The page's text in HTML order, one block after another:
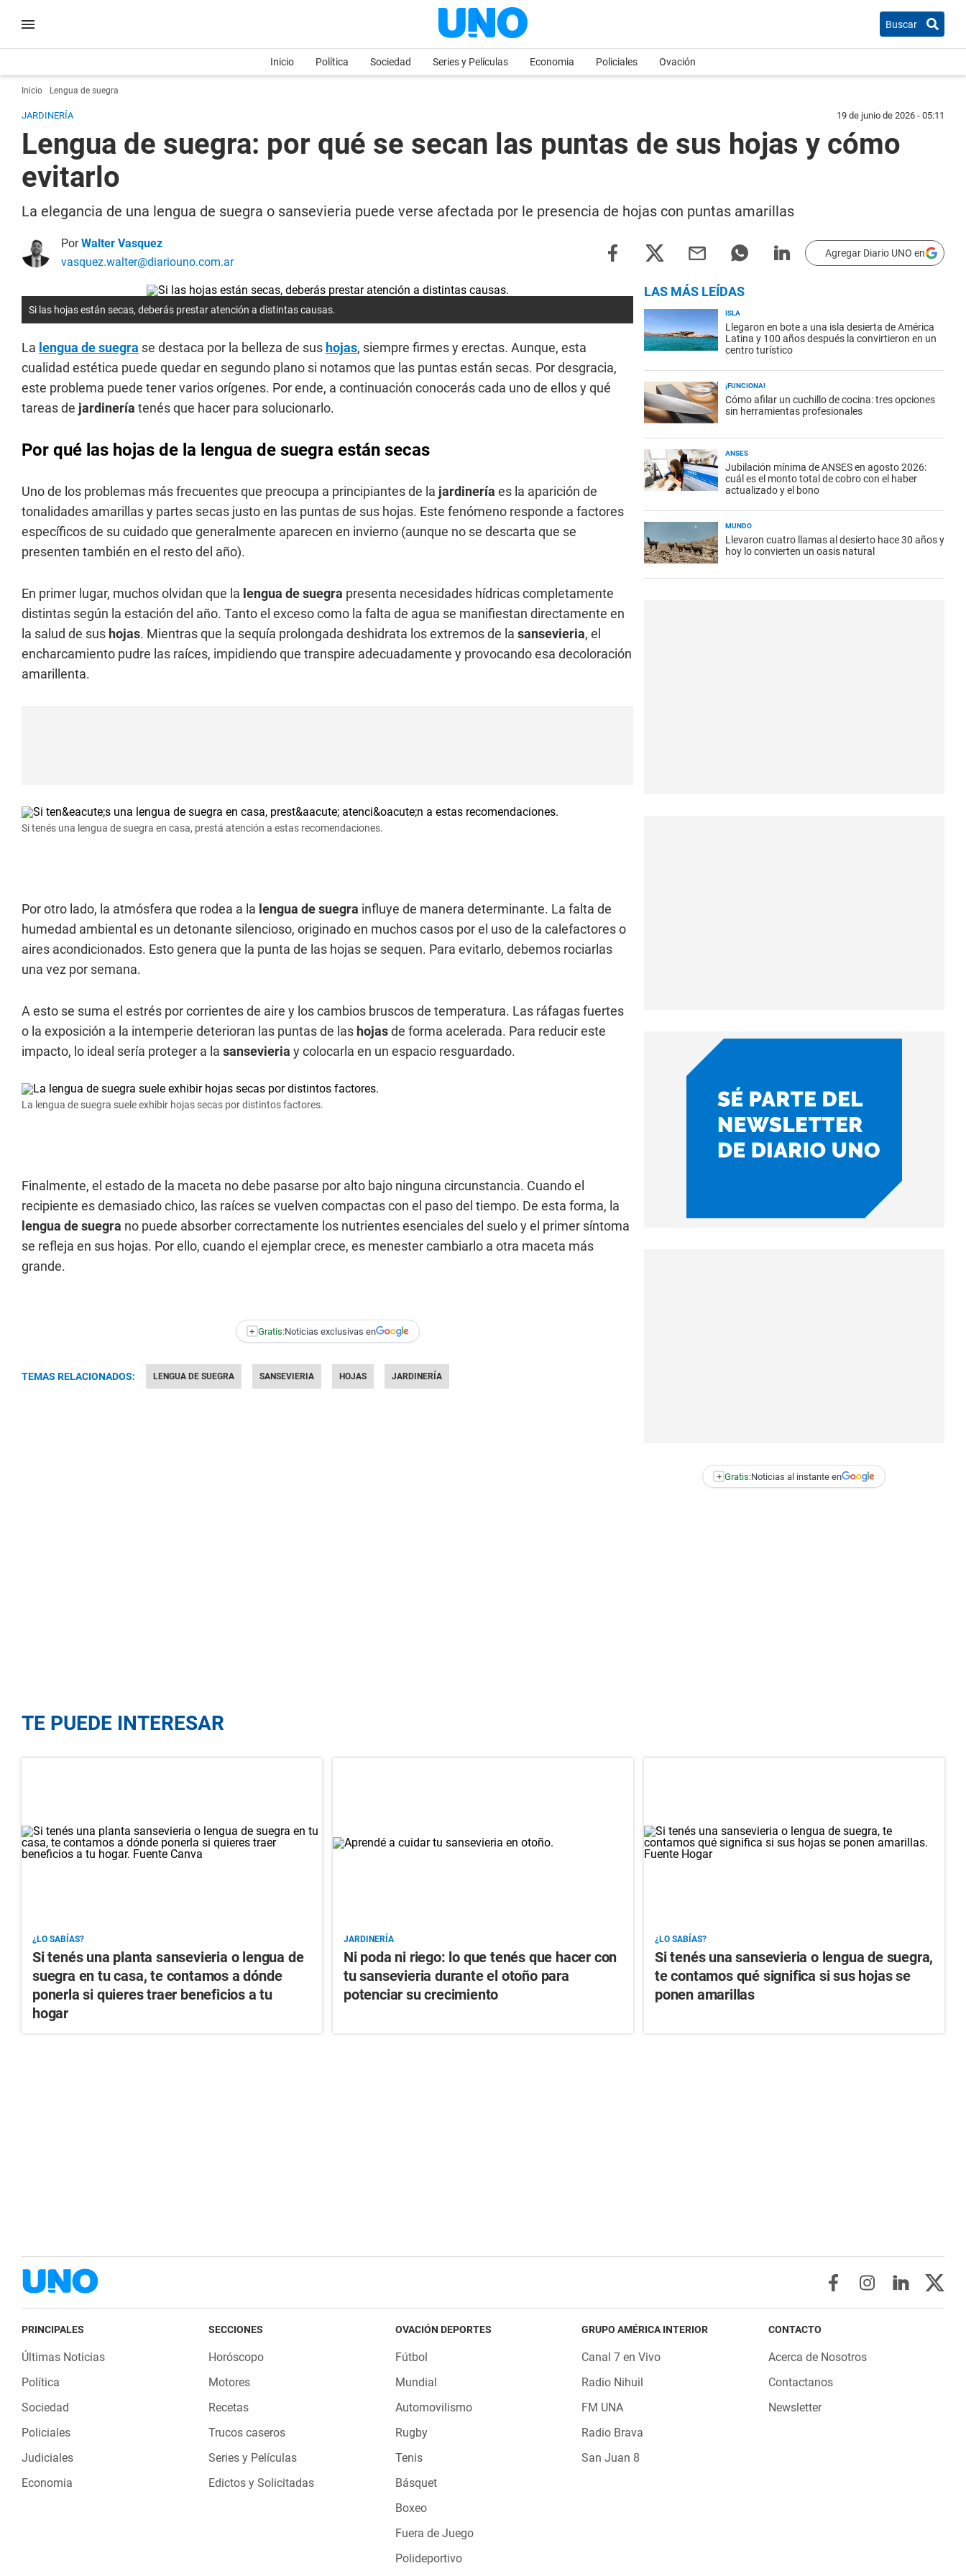
Buscar
Inicio Política Sociedad Series y Películas Economia Policiales Ovación
Inicio Lengua de suegra
JARDINERÍA 19 de junio de 2026 - 05:11
Lengua de suegra: por qué se secan las puntas de sus hojas y cómo
evitarlo
La elegancia de una lengua de suegra o sansevieria puede verse afectada por le presencia de hojas con puntas amarillas
PorWalter Vasquez
vasquez.walter@diariouno.com.ar
Agregar Diario UNO en
Si las hojas están secas, deberás prestar atención a distintas causas.
La lengua de suegra se destaca por la belleza de sus hojas, siempre firmes y erectas. Aunque, esta
cualidad estética puede quedar en segundo plano si notamos que las puntas están secas. Por desgracia,
este problema puede tener varios orígenes. Por ende, a continuación conocerás cada uno de ellos y qué
tareas de jardinería tenés que hacer para solucionarlo.
Por qué las hojas de la lengua de suegra están secas
Uno de los problemas más frecuentes que preocupa a principiantes de la jardinería es la aparición de
tonalidades amarillas y partes secas justo en las puntas de sus hojas. Este fenómeno responde a factores
específicos de su cuidado que generalmente aparecen en invierno (aunque no se descarta que se
presenten también en el resto del año).
En primer lugar, muchos olvidan que la lengua de suegra presenta necesidades hídricas completamente
distintas según la estación del año. Tanto el exceso como la falta de agua se manifiestan directamente en
la salud de sus hojas. Mientras que la sequía prolongada deshidrata los extremos de la sansevieria, el
encharcamiento pudre las raíces, impidiendo que transpire adecuadamente y provocando esa decoloración
amarillenta.
Si tenés una lengua de suegra en casa, prestá atención a estas recomendaciones.
Por otro lado, la atmósfera que rodea a la lengua de suegra influye de manera determinante. La falta de
humedad ambiental es un detonante silencioso, originado en muchos casos por el uso de la calefactores o
aires acondicionados. Esto genera que la punta de las hojas se sequen. Para evitarlo, debemos rociarlas
una vez por semana.
A esto se suma el estrés por corrientes de aire y los cambios bruscos de temperatura. Las ráfagas fuertes
o la exposición a la intemperie deterioran las puntas de las hojasde forma acelerada. Para reducir este
impacto, lo ideal sería proteger a la sansevieria y colocarla en un espacio resguardado.
La lengua de suegra suele exhibir hojas secas por distintos factores.
Finalmente, el estado de la maceta no debe pasarse por alto bajo ninguna circunstancia. Cuando el
recipiente es demasiado chico, las raíces se vuelven compactas con el paso del tiempo. De esta forma, la
lengua de suegra no puede absorber correctamente los nutrientes esenciales del suelo y el primer síntoma
se refleja en sus hojas. Por ello, cuando el ejemplar crece, es menester cambiarlo a otra maceta más
grande.
+ Gratis:Noticias exclusivas en
TEMAS RELACIONADOS: LENGUA DE SUEGRA SANSEVIERIA HOJAS JARDINERÍA
LAS MÁS LEÍDAS
ISLA
Llegaron en bote a una isla desierta de América
Latina y 100 años después la convirtieron en un
centro turístico
¡FUNCIONA!
Cómo afilar un cuchillo de cocina: tres opciones
sin herramientas profesionales
ANSES
Jubilación mínima de ANSES en agosto 2026:
cuál es el monto total de cobro con el haber
actualizado y el bono
MUNDO
Llevaron cuatro llamas al desierto hace 30 años y
hoy lo convierten un oasis natural
+ Gratis:Noticias al instante en
TE PUEDE INTERESAR
¿LO SABÍAS?
Si tenés una planta sansevieria o lengua de
suegra en tu casa, te contamos a dónde
ponerla si quieres traer beneficios a tu
hogar
JARDINERÍA
Ni poda ni riego: lo que tenés que hacer con
tu sansevieria durante el otoño para
potenciar su crecimiento
¿LO SABÍAS?
Si tenés una sansevieria o lengua de suegra,
te contamos qué significa si sus hojas se
ponen amarillas
PRINCIPALES
Últimas Noticias
Política
Sociedad
Policiales
Judiciales
Economia
SECCIONES
Horóscopo
Motores
Recetas
Trucos caseros
Series y Películas
Edictos y Solicitadas
OVACIÓN DEPORTES
Fútbol
Mundial
Automovilismo
Rugby
Tenis
Básquet
Boxeo
Fuera de Juego
Polideportivo
GRUPO AMÉRICA INTERIOR
Canal 7 en Vivo
Radio Nihuil
FM UNA
Radio Brava
San Juan 8
CONTACTO
Acerca de Nosotros
Contactanos
Newsletter